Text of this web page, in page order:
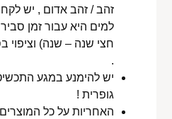
זהב / זהב אדום , יש
למים היא עבור זמן
חצי שנה – שנה) וציפוי
.
יש להימנע במגע
גופרית !
האחריות על כל